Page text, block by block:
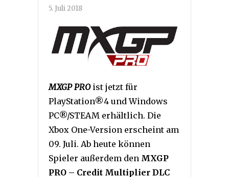
5. Juli 2018
MXGP PRO ist jetzt für
PlayStation®4 und Windows
PC®/STEAM erhältlich. Die
Xbox One-Version erscheint am
09. Juli. Ab heute können
Spieler außerdem den MXGP
PRO – Credit Multiplier DLC